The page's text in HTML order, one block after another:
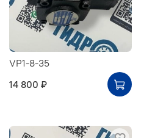
VP1-8-35
14 800 ₽